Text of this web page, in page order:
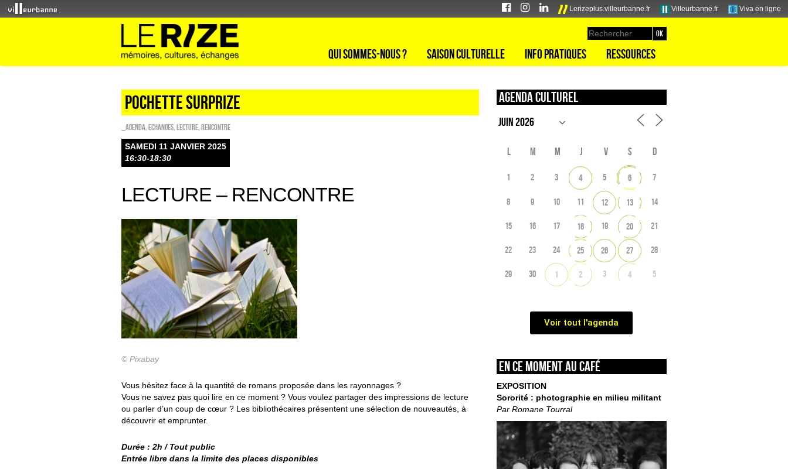
Lerizeplus.villeurbanne.fr Villeurbanne.fr Viva en ligne
Qui sommes-nous ? Saison culturelle Info pratiques Ressources
POCHETTE SURPRIZE
_Agenda ECHANGES Lecture Rencontre
SAMEDI 11 JANVIER 2025
16:30-18:30
LECTURE – RENCONTRE
© Pixabay
Vous hésitez face à la quantité de romans proposée dans les rayonnages ?
Vous ne savez pas quoi lire en ce moment ? Vous voulez partager des impressions de lecture
ou parler d’un coup de cœur ? Les bibliothécaires présentent une sélection de nouveautés, à
découvrir et emprunter.
Durée : 2h / Tout public
Entrée libre dans la limite des places disponibles
Agenda culturel
L M M J V S D
1 2 3 4 5 6 7
8 9 10 11 12 13 14
15 16 17 18 19 20 21
22 23 24 25 26 27 28
29 30 1 2 3 4 5
Voir tout l'agenda
En ce moment au café
EXPOSITION
Sororité : photographie en milieu militant
Par Romane Tourral